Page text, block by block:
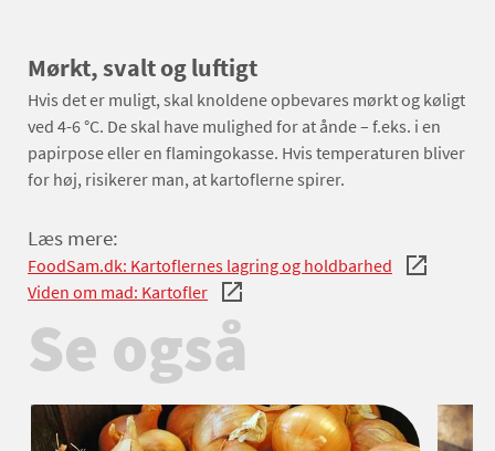
Mørkt, svalt og luftigt
Hvis det er muligt, skal knoldene opbevares mørkt og køligt
ved 4-6 °C. De skal have mulighed for at ånde – f.eks. i en
papirpose eller en flamingokasse. Hvis temperaturen bliver
for høj, risikerer man, at kartoflerne spirer.
Læs mere:
FoodSam.dk: Kartoflernes lagring og holdbarhed
Viden om mad: Kartofler
Se også